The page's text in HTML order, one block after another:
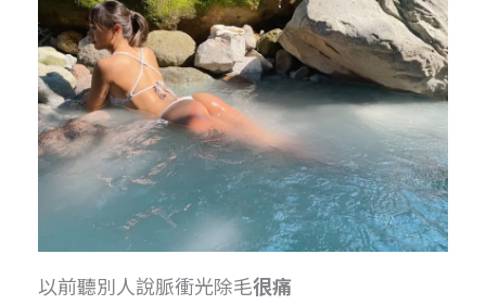
以前聽別人說脈衝光除毛很痛